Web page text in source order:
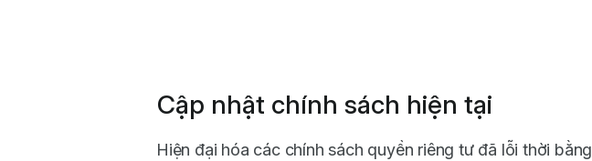
Cập nhật chính sách hiện tại
Hiện đại hóa các chính sách quyền riêng tư đã lỗi thời bằng